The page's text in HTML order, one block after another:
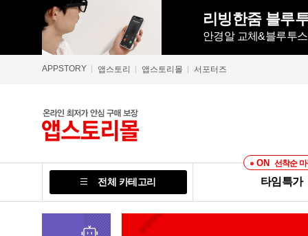
리빙한줌 블루
안경알 교체&블루투
APPSTORY 앱스토리 앱스토리몰 서포터즈
전체 카테고리
ON 선착순
타임특가